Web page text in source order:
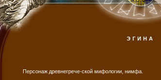
ЭГИНА
Персонаж древнегрече-ской мифологии, нимфа.